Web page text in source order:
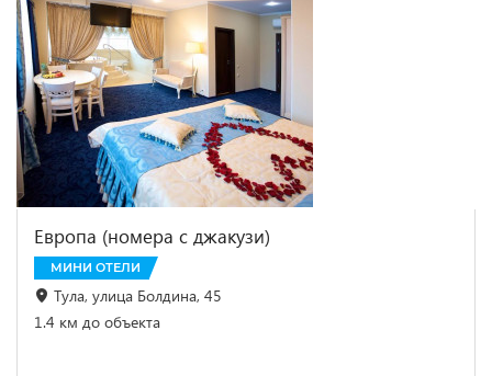
Европа (номера с джакузи)
МИНИ ОТЕЛИ
Тула, улица Болдина, 45
1.4 км до объекта